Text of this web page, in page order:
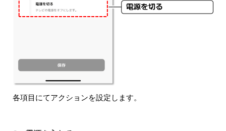
各項目にてアクションを設定します。